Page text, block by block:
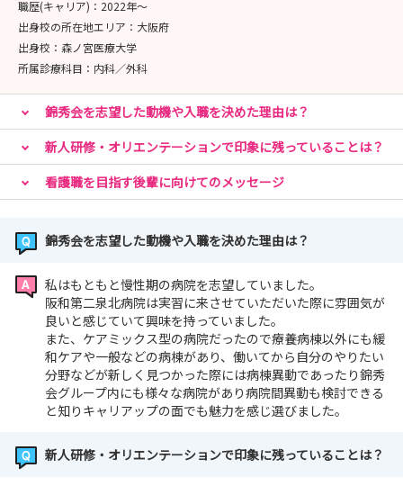
職歴(キャリア)： 2022年〜
出身校の所在地エリア： 大阪府
出身校： 森ノ宮医療大学
所属診療科目： 内科／外科
錦秀会を志望した動機や入職を決めた理由は？
新人研修・オリエンテーションで印象に残っていることは？
看護職を目指す後輩に向けてのメッセージ
錦秀会を志望した動機や入職を決めた理由は？
私はもともと慢性期の病院を志望していました。
阪和第二泉北病院は実習に来させていただいた際に雰囲気が
良いと感じていて興味を持っていました。
また、ケアミックス型の病院だったので療養病棟以外にも緩
和ケアや一般などの病棟があり、働いてから自分のやりたい
分野などが新しく見つかった際には病棟異動であったり錦秀
会グループ内にも様々な病院があり病院間異動も検討できる
と知りキャリアップの面でも魅力を感じ選びました。
新人研修・オリエンテーションで印象に残っていることは？